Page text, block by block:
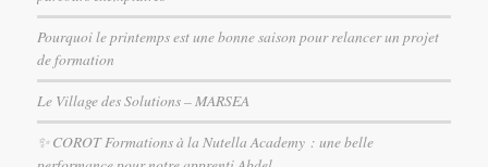
Pourquoi le printemps est une bonne saison pour relancer un projet
de formation
Le Village des Solutions – MARSEA
✨ COROT Formations à la Nutella Academy : une belle